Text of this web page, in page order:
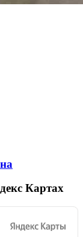
Картах